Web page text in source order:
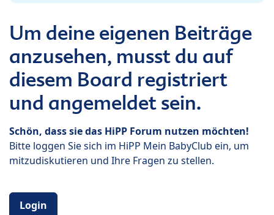
Um deine eigenen Beiträge
anzusehen, musst du auf
diesem Board registriert
und angemeldet sein.
Schön, dass sie das HiPP Forum nutzen möchten!
Bitte loggen Sie sich im HiPP Mein BabyClub ein, um
mitzudiskutieren und Ihre Fragen zu stellen.
Login